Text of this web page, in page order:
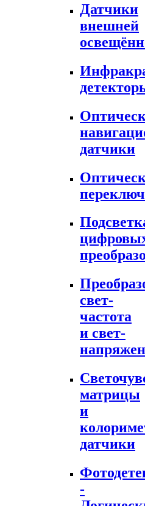
Датчики
внешней
датчики
свет-
частота
и свет-
матрицы
и
датчики
-